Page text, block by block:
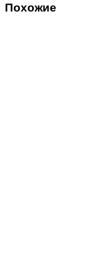
Похожие